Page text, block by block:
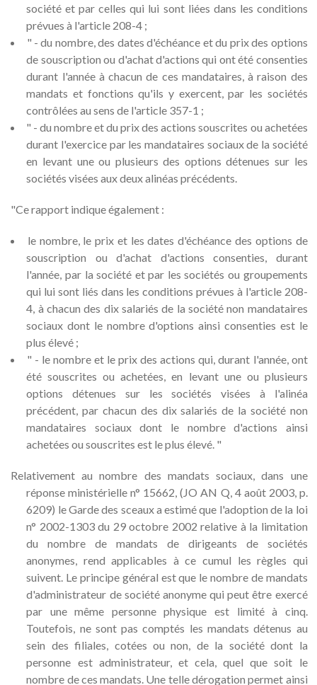
société et par celles qui lui sont liées dans les conditions
prévues à l'article 208-4 ;
" - du nombre, des dates d'échéance et du prix des options
de souscription ou d'achat d'actions qui ont été consenties
durant l'année à chacun de ces mandataires, à raison des
mandats et fonctions qu'ils y exercent, par les sociétés
contrôlées au sens de l'article 357-1 ;
" - du nombre et du prix des actions souscrites ou achetées
durant l'exercice par les mandataires sociaux de la société
en levant une ou plusieurs des options détenues sur les
sociétés visées aux deux alinéas précédents.
"Ce rapport indique également :
le nombre, le prix et les dates d'échéance des options de
souscription ou d'achat d'actions consenties, durant
l'année, par la société et par les sociétés ou groupements
qui lui sont liés dans les conditions prévues à l'article 208-
4, à chacun des dix salariés de la société non mandataires
sociaux dont le nombre d'options ainsi consenties est le
plus élevé ;
" - le nombre et le prix des actions qui, durant l'année, ont
été souscrites ou achetées, en levant une ou plusieurs
options détenues sur les sociétés visées à l'alinéa
précédent, par chacun des dix salariés de la société non
mandataires sociaux dont le nombre d'actions ainsi
achetées ou souscrites est le plus élevé. "
Relativement au nombre des mandats sociaux, dans une
réponse ministérielle n° 15662, (JO AN Q, 4 août 2003, p.
6209) le Garde des sceaux a estimé que l'adoption de la loi
n° 2002-1303 du 29 octobre 2002 relative à la limitation
du nombre de mandats de dirigeants de sociétés
anonymes, rend applicables à ce cumul les règles qui
suivent. Le principe général est que le nombre de mandats
d'administrateur de société anonyme qui peut être exercé
par une même personne physique est limité à cinq.
Toutefois, ne sont pas comptés les mandats détenus au
sein des filiales, cotées ou non, de la société dont la
personne est administrateur, et cela, quel que soit le
nombre de ces mandats. Une telle dérogation permet ainsi